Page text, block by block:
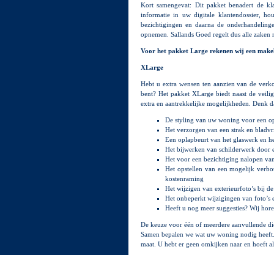
Kort samengevat: Dit pakket benadert de
informatie in uw digitale klantendossier,
bezichtigingen en daarna de
opnemen. Sallands Goed regelt dus alle
Voor het pakket Large rekenen wij een
XLarge
Hebt u extra wensen ten aanzien van de
bent? Het pakket XLarge biedt naast de
extra en aantrekkelijke mogelijkheden. Denk
De styling van uw woning voor een
Het verzorgen van een strak en
Een oplapbeurt van het glaswerk en
Het bijwerken van schilderwerk door
Het voor een bezichtiging nalopen
Het opstellen van een mogelijk
kostenraming
Het wijzigen van exterieurfoto’s bij
Het onbeperkt wijzigingen van foto’s
Heeft u nog meer suggesties? Wij
De keuze voor één of meerdere aanvullende
Samen bepalen we wat uw woning nodig
maat. U hebt er geen omkijken naar en hoeft